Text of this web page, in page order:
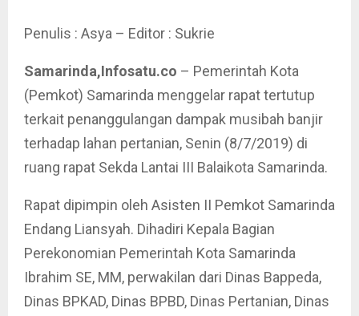
Penulis : Asya – Editor : Sukrie
Samarinda,Infosatu.co – Pemerintah Kota
(Pemkot) Samarinda menggelar rapat tertutup
terkait penanggulangan dampak musibah banjir
terhadap lahan pertanian, Senin (8/7/2019) di
ruang rapat Sekda Lantai III Balaikota Samarinda.
Rapat dipimpin oleh Asisten II Pemkot Samarinda
Endang Liansyah. Dihadiri Kepala Bagian
Perekonomian Pemerintah Kota Samarinda
Ibrahim SE, MM, perwakilan dari Dinas Bappeda,
Dinas BPKAD, Dinas BPBD, Dinas Pertanian, Dinas